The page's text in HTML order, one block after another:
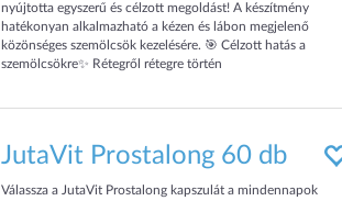
nyújtotta egyszerű és célzott megoldást! A készítmény
hatékonyan alkalmazható a kézen és lábon megjelenő
közönséges szemölcsök kezelésére. 🎯 Célzott hatás a
szemölcsökre✨ Rétegről rétegre történ
JutaVit Prostalong 60 db
Válassza a JutaVit Prostalong kapszulát a mindennapok